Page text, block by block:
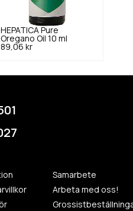
HEPATICA Pure
Oregano Oil 10 ml
89,06 kr
Samarbete
Arbeta med oss!